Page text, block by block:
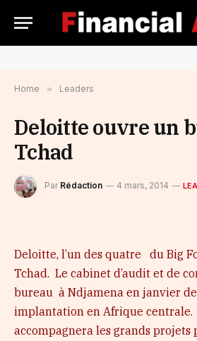
Home » Leaders
Deloitte ouvre un
Tchad
Par Rédaction 4 mars, 2014
Deloitte, l’un des quatre du Big
Tchad. Le cabinet d’audit et de
bureau à Ndjamena en janvier
implantation en Afrique
accompagnera les grands projets